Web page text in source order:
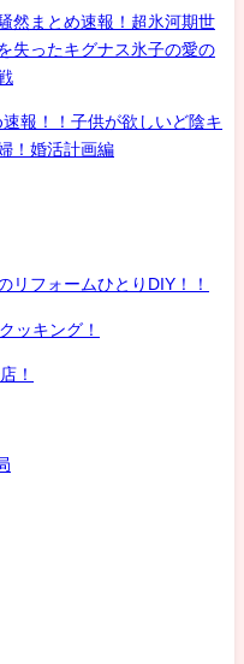
然まとめ速報！超氷河期世
失ったキグナス氷子の愛の
報！！子供が欲しいど陰キ
！婚活計画編
リフォームひとりDIY！！
ッキング！
！